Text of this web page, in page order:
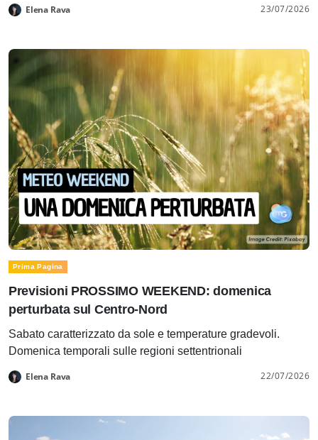
Elena Rava 23/07/2026
Prima Pagina
Previsioni PROSSIMO WEEKEND: domenica
perturbata sul Centro-Nord
Sabato caratterizzato da sole e temperature gradevoli.
Domenica temporali sulle regioni settentrionali
Elena Rava 22/07/2026